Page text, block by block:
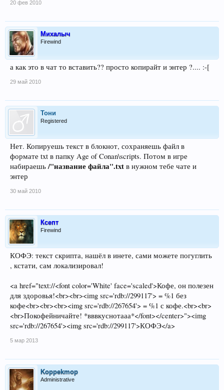
20 фев 2010
Михалыч
Firewind
а как это в чат то вставить?? просто копирайт и энтер ?.... :-[
29 май 2010
Тони
Registered
Нет. Копируешь текст в блокнот, сохраняешь файл в
формате txt в папку Age of Conan\scripts. Потом в игре
набираешь/"название файла".txt в нужном тебе чате и
энтер
30 май 2010
Ксепт
Firewind
КОФЭ: текст скрипта, нашёл в инете, сами можете погуглить
, кстати, сам локализировал!
<a href="text://<font color='White' face='scaled'>Кофе, он полезен
для здоровья!<br><br><img src='rdb://299117'> = %1 без
кофе<br><br><br><img src='rdb://267654'> = %1 с кофе.<br><br>
<br>Покофейничайте! *вввкуснотааа*</font></center>"><img
src='rdb://267654'><img src='rdb://299117'>КОФЭ</a>
5 мар 2013
Koppekmop
Administrative